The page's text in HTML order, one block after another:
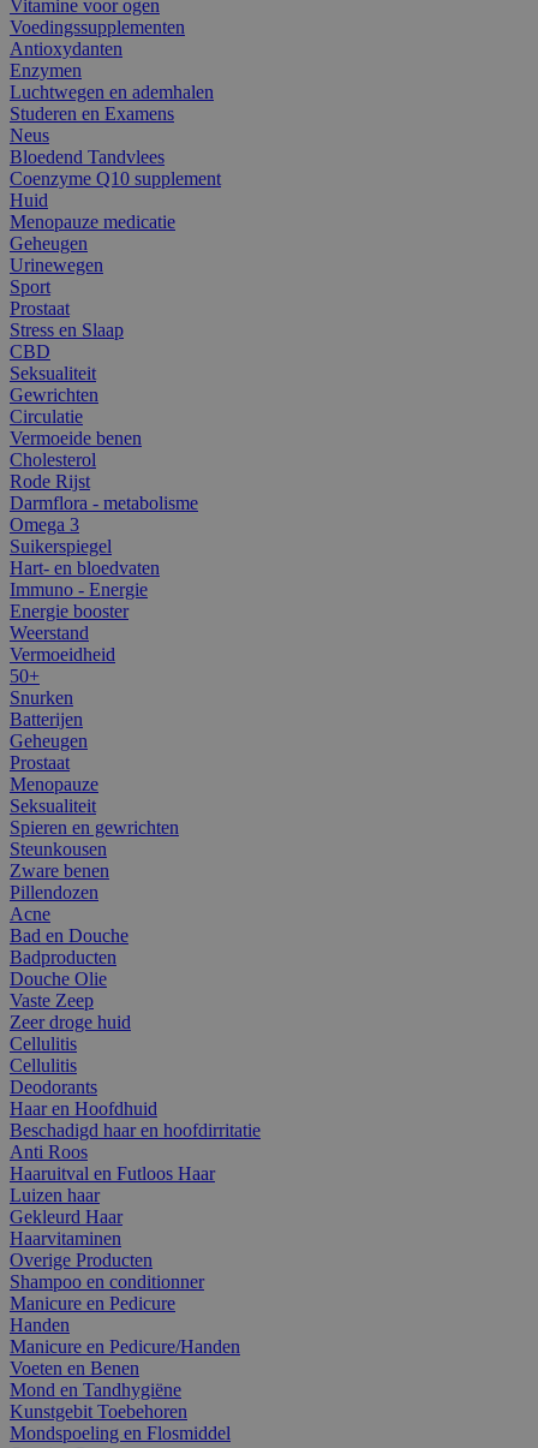
Vitamine voor ogen
Voedingssupplementen
Antioxydanten
Enzymen
Luchtwegen en ademhalen
Studeren en Examens
Neus
Bloedend Tandvlees
Coenzyme Q10 supplement
Huid
Menopauze medicatie
Geheugen
Urinewegen
Sport
Prostaat
Stress en Slaap
CBD
Seksualiteit
Gewrichten
Circulatie
Vermoeide benen
Cholesterol
Rode Rijst
Darmflora - metabolisme
Omega 3
Suikerspiegel
Hart- en bloedvaten
Immuno - Energie
Energie booster
Weerstand
Vermoeidheid
50+
Snurken
Batterijen
Geheugen
Prostaat
Menopauze
Seksualiteit
Spieren en gewrichten
Steunkousen
Zware benen
Pillendozen
Acne
Bad en Douche
Badproducten
Douche Olie
Vaste Zeep
Zeer droge huid
Cellulitis
Cellulitis
Deodorants
Haar en Hoofdhuid
Beschadigd haar en hoofdirritatie
Anti Roos
Haaruitval en Futloos Haar
Luizen haar
Gekleurd Haar
Haarvitaminen
Overige Producten
Shampoo en conditionner
Manicure en Pedicure
Handen
Manicure en Pedicure/Handen
Voeten en Benen
Mond en Tandhygiëne
Kunstgebit Toebehoren
Mondspoeling en Flosmiddel